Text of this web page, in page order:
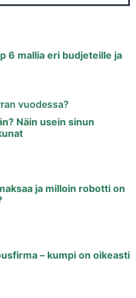
6 mallia eri budjeteille ja
Näin usein sinun
ja milloin robotti on
– kumpi on oikeasti